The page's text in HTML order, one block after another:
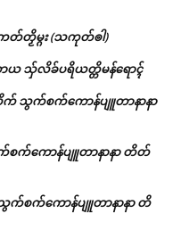
တၟိမ္ဂး (သကုတ်ၜါ)
ယ သှ်လိခ်ပရိယတ္တိမန်ရောၚ်
က် သွက်စက်ကောန်ပျူတာနာနာ
စက်ကောန်ပျူတာနာနာ တိတ်
က်စက်ကောန်ပျူတာနာနာ တိ